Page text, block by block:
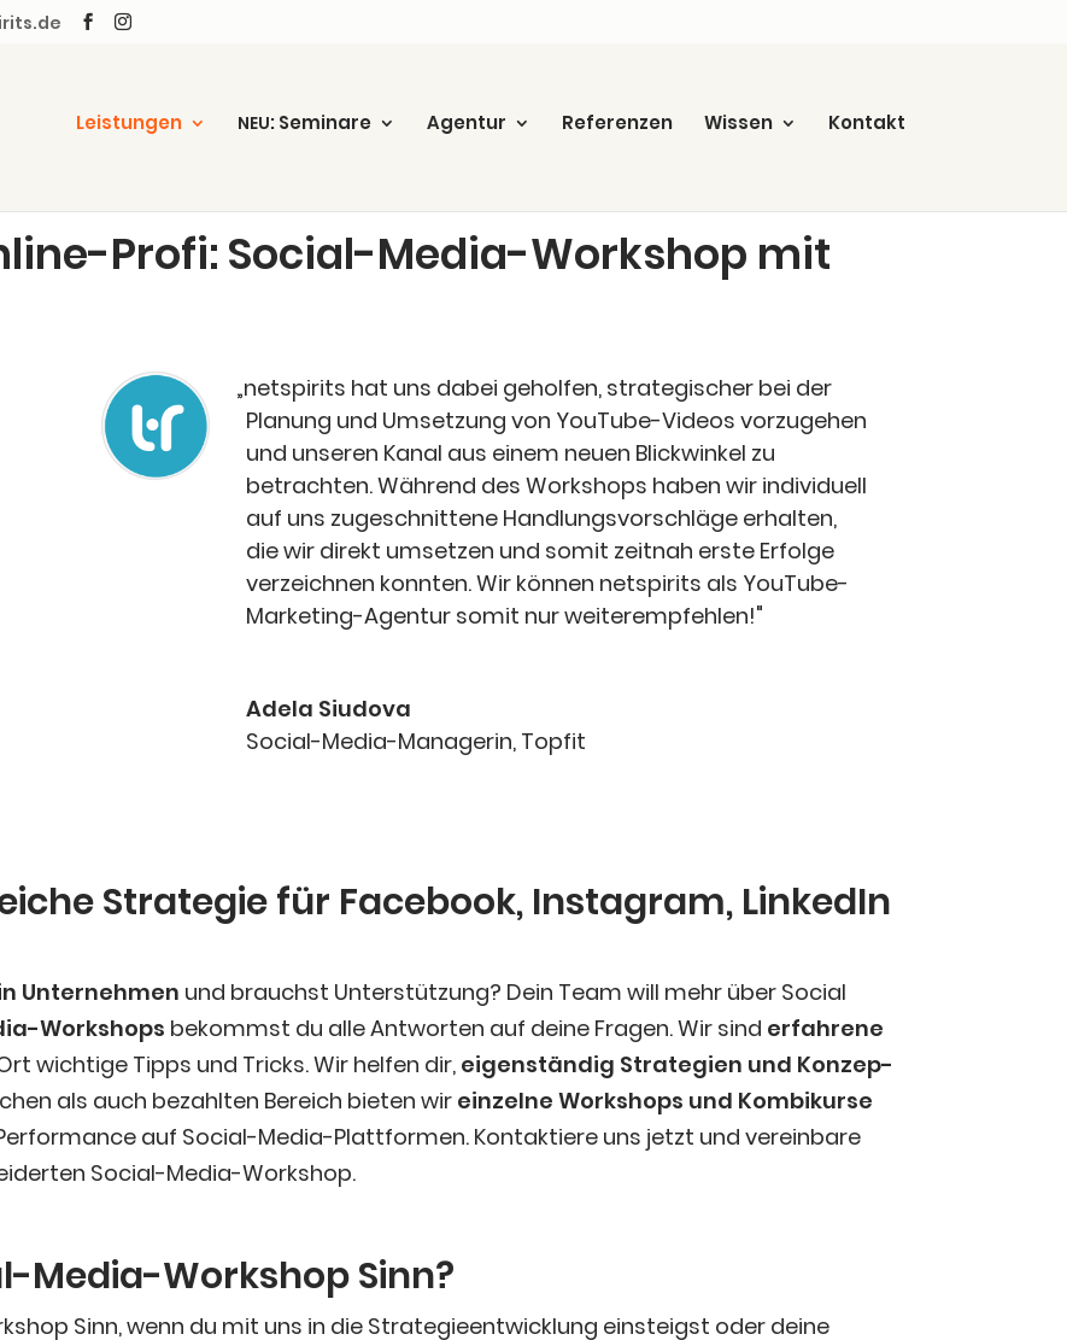
Leis­tun­gen NEU: Semi­na­re Agen­tur Refe­ren­zen Wis­sen Kon­takt
Pro­fi: Social-Media-Work­shop mit
„netspirits hat uns dabei gehol­fen, stra­te­gi­scher bei der
Pla­nung und Umset­zung von You­Tube-Vide­os vor­zu­ge­hen
und unse­ren Kanal aus einem neu­en Blick­win­kel zu
betrach­ten. Wäh­rend des Work­shops haben wir indi­vi­du­ell
auf uns zuge­schnit­te­ne Hand­lungs­vor­schlä­ge erhal­ten,
die wir direkt umset­zen und somit zeit­nah ers­te Erfol­ge
ver­zeich­nen konn­ten. Wir kön­nen netspirits als You­Tube-
Mar­ke­ting-Agen­tur somit nur weiterempfehlen!"
Ade­la Siudova
Social-Media-Mana­ge­rin, Top­fit
Stra­te­gie für Face­book, Insta­gram, Lin­ke­dIn
Unter­neh­men und brauchst Unter­stüt­zung? Dein Team will mehr über Social
Work­shops bekommst du alle Ant­wor­ten auf dei­ne Fra­gen. Wir sind erfah­re­ne
wich­ti­ge Tipps und Tricks. Wir hel­fen dir, eigen­stän­dig Stra­te­gien und Kon­zep­
als auch bezahl­ten Bereich bie­ten wir ein­zel­ne Work­shops und Kom­bi­kur­se
auf Social-Media-Platt­for­men. Kon­tak­tie­re uns jetzt und ver­ein­ba­re
Social-Media-Work­shop.
Media-Work­shop Sinn?
Sinn, wenn du mit uns in die Stra­te­gie­ent­wick­lung ein­steigst oder dei­ne